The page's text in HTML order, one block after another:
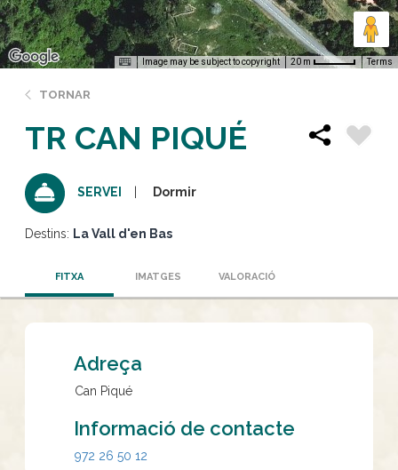
Image may be subject to copyright 20 m Terms
TORNAR
TR CAN PIQUÉ
SERVEI Dormir
Destins: La Vall d'en Bas
FITXA IMATGES VALORACIÓ
Adreça
Can Piqué
Informació de contacte
972 26 50 12